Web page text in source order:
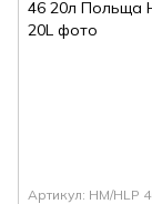
Артикул: HM/HLP